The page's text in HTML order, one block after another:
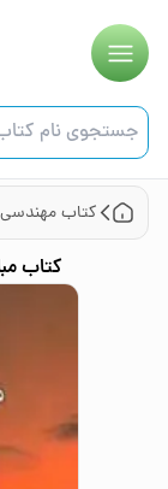
کتابمهندسی
کتاب